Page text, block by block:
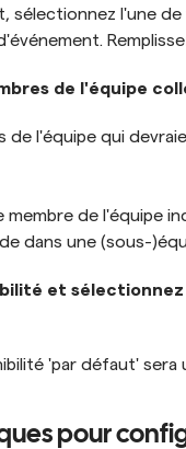
sélectionnez l'une
de l'équipe
de l'équipe qui
de l'équipe
dans une (sous-
et
'par défaut' sera
pour